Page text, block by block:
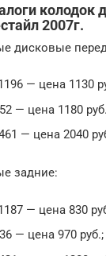
колодок
2007г.
дисковые
— цена 1130
— цена 1180 руб.
— цена 2040
задние:
— цена 830
— цена 970 руб.;